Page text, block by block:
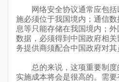
网络安全协议通常应包括
施必须位于我国境内；通信
息等只能存储在我国境内；
数据，必须得到中国政府相
务提供商须配合中国政府对其
总的来说，这项重要制度
实施成本将会是很高的。需